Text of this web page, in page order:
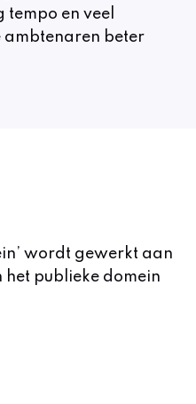
en veel
ambtenaren beter
wordt gewerkt aan
het publieke domein